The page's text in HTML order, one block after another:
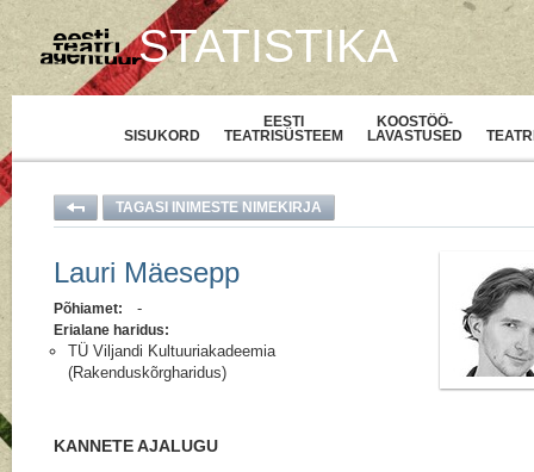
STATISTIKA
SISUKORD
EESTI
TEATRISÜSTEEM
KOOSTÖÖ-
LAVASTUSED
TAGASI INIMESTE NIMEKIRJA
Lauri Mäesepp
Põhiamet: -
Erialane haridus:
TÜ Viljandi Kultuuriakadeemia
(Rakenduskõrgharidus)
KANNETE AJALUGU